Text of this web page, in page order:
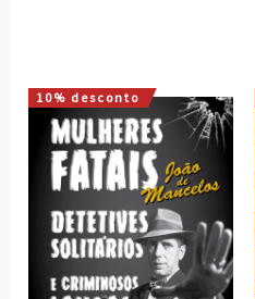
10% desconto
O
preço
original
era:
10,00 €.
O
preço
atual
é:
9,00 €.